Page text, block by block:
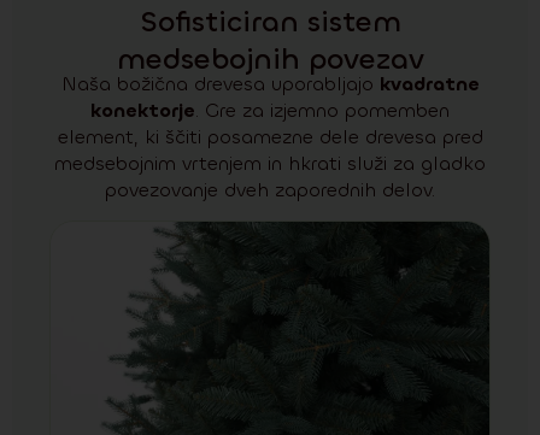
Sofisticiran sistem
medsebojnih povezav
Naša božična drevesa uporabljajo kvadratne
konektorje. Gre za izjemno pomemben
element, ki ščiti posamezne dele drevesa pred
medsebojnim vrtenjem in hkrati služi za gladko
povezovanje dveh zaporednih delov.